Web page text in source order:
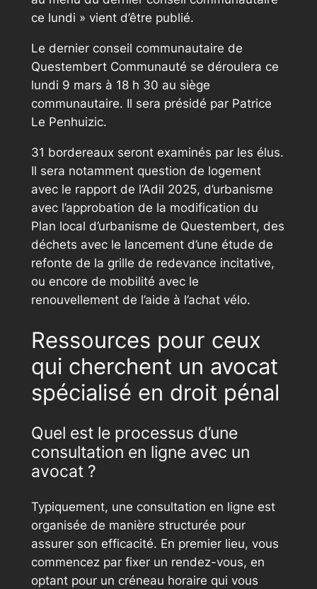
ce lundi » vient d’être publié.
Le dernier conseil communautaire de
Questembert Communauté se déroulera ce
lundi 9 mars à 18 h 30 au siège
communautaire. Il sera présidé par Patrice
Le Penhuizic.
31 bordereaux seront examinés par les élus.
Il sera notamment question de logement
avec le rapport de l’Adil 2025, d’urbanisme
avec l’approbation de la modification du
Plan local d’urbanisme de Questembert, des
déchets avec le lancement d’une étude de
refonte de la grille de redevance incitative,
ou encore de mobilité avec le
renouvellement de l’aide à l’achat vélo.
Ressources pour ceux
qui cherchent un avocat
spécialisé en droit pénal
Quel est le processus d’une
consultation en ligne avec un
avocat ?
Typiquement, une consultation en ligne est
organisée de manière structurée pour
assurer son efficacité. En premier lieu, vous
commencez par fixer un rendez-vous, en
optant pour un créneau horaire qui vous